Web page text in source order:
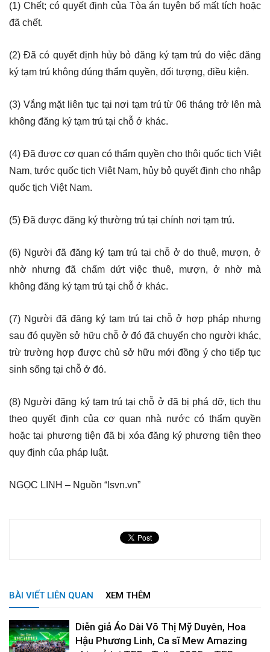
(1) Chết; có quyết định của Tòa án tuyên bố mất tích hoặc
đã chết.
(2) Đã có quyết định hủy bỏ đăng ký tạm trú do việc đăng
ký tạm trú không đúng thẩm quyền, đối tượng, điều kiện.
(3) Vắng mặt liên tục tại nơi tạm trú từ 06 tháng trở lên mà
không đăng ký tạm trú tại chỗ ở khác.
(4) Đã được cơ quan có thẩm quyền cho thôi quốc tịch Việt
Nam, tước quốc tịch Việt Nam, hủy bỏ quyết định cho nhập
quốc tịch Việt Nam.
(5) Đã được đăng ký thường trú tại chính nơi tạm trú.
(6) Người đã đăng ký tạm trú tại chỗ ở do thuê, mượn, ở
nhờ nhưng đã chấm dứt việc thuê, mượn, ở nhờ mà
không đăng ký tạm trú tại chỗ ở khác.
(7) Người đã đăng ký tạm trú tại chỗ ở hợp pháp nhưng
sau đó quyền sở hữu chỗ ở đó đã chuyển cho người khác,
trừ trường hợp được chủ sở hữu mới đồng ý cho tiếp tục
sinh sống tại chỗ ở đó.
(8) Người đăng ký tạm trú tại chỗ ở đã bị phá dỡ, tịch thu
theo quyết định của cơ quan nhà nước có thẩm quyền
hoặc tại phương tiện đã bị xóa đăng ký phương tiện theo
quy định của pháp luật.
NGỌC LINH – Nguồn “lsvn.vn”
BÀI VIẾT LIÊN QUAN XEM THÊM
Diễn giả Áo Dài Võ Thị Mỹ Duyên, Hoa
Hậu Phương Linh, Ca sĩ Mew Amazing